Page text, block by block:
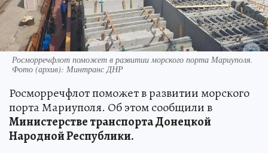
Росморречфлот поможет в развитии морского порта Мариуполя.
Фото (архив): Минтранс ДНР
Росморречфлот поможет в развитии морского
порта Мариуполя. Об этом сообщили в
Министерстве транспорта Донецкой
Народной Республики.